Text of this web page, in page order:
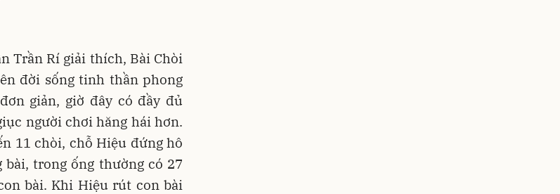
Trần Rí giải thích, Bài Chòi
đời sống tinh thần phong
giản, giờ đây có đầy đủ
người chơi hăng hái hơn.
11 chòi, chỗ Hiệu đứng hô
trong ống thường có 27
bài. Khi Hiệu rút con bài